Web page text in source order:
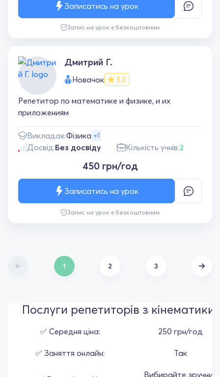
Запис на урок є безкоштовним
Записатись на урок
Дмитрий Г.
Новачок 5.0
Репетитор по математике и физике, и их
приложениям
Викладає:Фізика +1
Досвід:Без досвіду Кількість учнів:2
450 грн/год
Запис на урок є безкоштовним
Записатись на урок
1 2 3
Послуги репетиторів з кінематики
✅ Середня ціна: 250 грн/год
✅ Заняття онлайн: Так
Вибирайте зручний